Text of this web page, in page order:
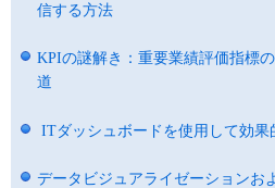
信する方法
KPIの謎解き：重要業績評価指標
道
ITダッシュボードを使用して効果
データビジュアライゼーションお